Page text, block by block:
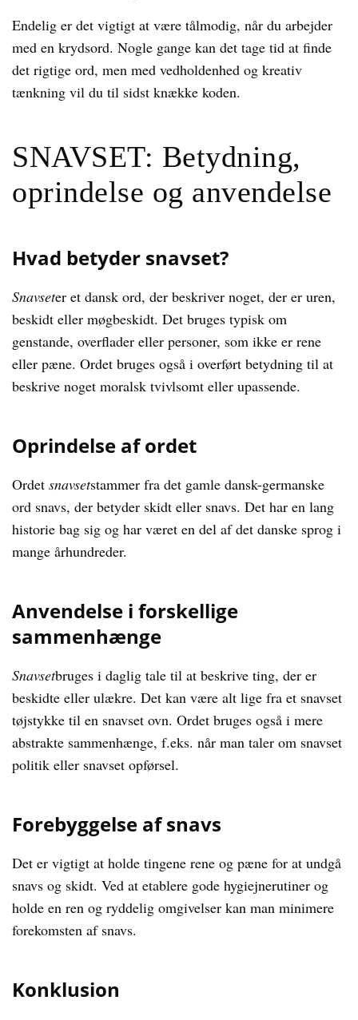
Endelig er det vigtigt at være tålmodig, når du arbejder
med en krydsord. Nogle gange kan det tage tid at finde
det rigtige ord, men med vedholdenhed og kreativ
tænkning vil du til sidst knække koden.
SNAVSET: Betydning,
oprindelse og anvendelse
Hvad betyder snavset?
Snavseter et dansk ord, der beskriver noget, der er uren,
beskidt eller møgbeskidt. Det bruges typisk om
genstande, overflader eller personer, som ikke er rene
eller pæne. Ordet bruges også i overført betydning til at
beskrive noget moralsk tvivlsomt eller upassende.
Oprindelse af ordet
Ordet snavsetstammer fra det gamle dansk-germanske
ord snavs, der betyder skidt eller snavs. Det har en lang
historie bag sig og har været en del af det danske sprog i
mange århundreder.
Anvendelse i forskellige
sammenhænge
Snavsetbruges i daglig tale til at beskrive ting, der er
beskidte eller ulækre. Det kan være alt lige fra et snavset
tøjstykke til en snavset ovn. Ordet bruges også i mere
abstrakte sammenhænge, f.eks. når man taler om snavset
politik eller snavset opførsel.
Forebyggelse af snavs
Det er vigtigt at holde tingene rene og pæne for at undgå
snavs og skidt. Ved at etablere gode hygiejnerutiner og
holde en ren og ryddelig omgivelser kan man minimere
forekomsten af snavs.
Konklusion